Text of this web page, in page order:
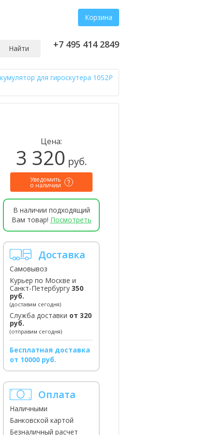
Корзина
Найти +7 495 414 2849
для гироскутера 10S2P
Цена:
3 320 руб.
Уведомить
о наличии
В наличии подходящий
Вам товар! Посмотреть
Доставка
Самовывоз
Курьер по Москве и
Санкт-Петербургу 350
руб.
(доставим сегодня)
Служба доставки от 320
руб.
(отправим сегодня)
Бесплатная доставка
от 10000 руб.
Оплата
Наличными
Банковской картой
Безналичный расчет